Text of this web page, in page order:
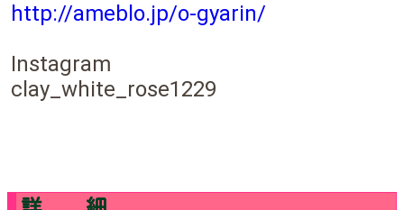
http://ameblo.jp/o-gyarin/
Instagram
clay_white_rose1229